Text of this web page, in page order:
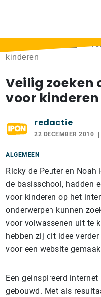
kinderen
Veilig zoeken
voor kinderen
redactie
22 DECEMBER 2010
ALGEMEEN
Ricky de Peuter en Noah
de basisschool, hadden
voor kinderen op het
onderwerpen kunnen
voor volwassenen uit te
hebben zij dit idee
voor een website
Een geinspireerd
gebouwd. Met als